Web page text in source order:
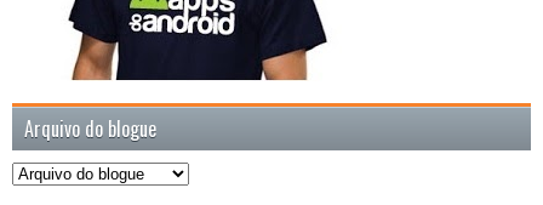
Arquivo do blogue